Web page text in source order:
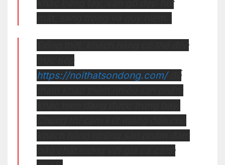
https://noithatsondong.com/để